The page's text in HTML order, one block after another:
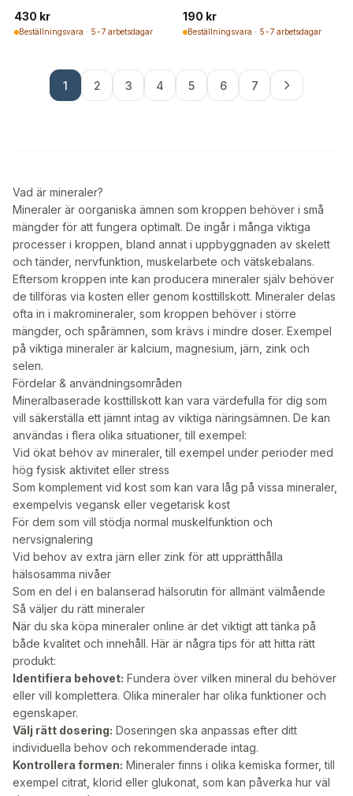
430 kr
Beställningsvara · 5-7 arbetsdagar
190 kr
Beställningsvara · 5-7 arbetsdagar
1 2 3 4 5 6 7
Vad är mineraler?
Mineraler är oorganiska ämnen som kroppen behöver i små
mängder för att fungera optimalt. De ingår i många viktiga
processer i kroppen, bland annat i uppbyggnaden av skelett
och tänder, nervfunktion, muskelarbete och vätskebalans.
Eftersom kroppen inte kan producera mineraler själv behöver
de tillföras via kosten eller genom kosttillskott. Mineraler delas
ofta in i makromineraler, som kroppen behöver i större
mängder, och spårämnen, som krävs i mindre doser. Exempel
på viktiga mineraler är kalcium, magnesium, järn, zink och
selen.
Fördelar & användningsområden
Mineralbaserade kosttillskott kan vara värdefulla för dig som
vill säkerställa ett jämnt intag av viktiga näringsämnen. De kan
användas i flera olika situationer, till exempel:
Vid ökat behov av mineraler, till exempel under perioder med
hög fysisk aktivitet eller stress
Som komplement vid kost som kan vara låg på vissa mineraler,
exempelvis vegansk eller vegetarisk kost
För dem som vill stödja normal muskelfunktion och
nervsignalering
Vid behov av extra järn eller zink för att upprätthålla
hälsosamma nivåer
Som en del i en balanserad hälsorutin för allmänt välmående
Så väljer du rätt mineraler
När du ska köpa mineraler online är det viktigt att tänka på
både kvalitet och innehåll. Här är några tips för att hitta rätt
produkt:
Identifiera behovet: Fundera över vilken mineral du behöver
eller vill komplettera. Olika mineraler har olika funktioner och
egenskaper.
Välj rätt dosering: Doseringen ska anpassas efter ditt
individuella behov och rekommenderade intag.
Kontrollera formen: Mineraler finns i olika kemiska former, till
exempel citrat, klorid eller glukonat, som kan påverka hur väl